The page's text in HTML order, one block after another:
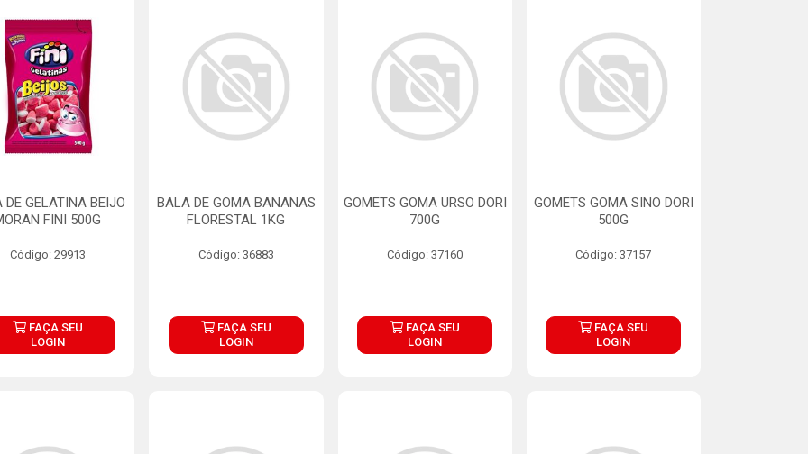
DE GELATINA BEIJO
FINI 500G
Código: 29913
FAÇA SEU
LOGIN
BALA DE GOMA BANANAS
FLORESTAL 1KG
Código: 36883
FAÇA SEU
LOGIN
GOMETS GOMA URSO DORI
700G
Código: 37160
FAÇA SEU
LOGIN
GOMETS GOMA SINO DORI
500G
Código: 37157
FAÇA SEU
LOGIN